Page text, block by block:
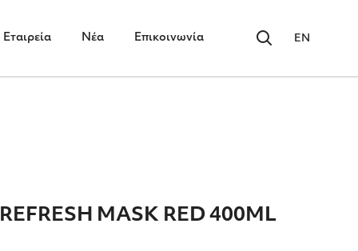
Εταιρεία Νέα Επικοινωνία EN
MASK RED 400ML